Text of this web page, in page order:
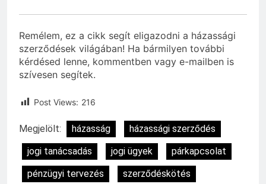
Remélem, ez a cikk segít eligazodni a házassági
szerződések világában! Ha bármilyen további
kérdésed lenne, kommentben vagy e-mailben is
szívesen segítek.
Post Views: 216
Megjelölt: házasság
házassági szerződés
jogi tanácsadás
jogi ügyek
párkapcsolat
pénzügyi tervezés
szerződéskötés